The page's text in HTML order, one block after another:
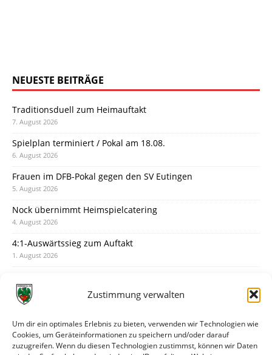
Zustimmung verwalten
Um dir ein optimales Erlebnis zu bieten, verwenden wir Technologien wie
Cookies, um Geräteinformationen zu speichern und/oder darauf
zuzugreifen. Wenn du diesen Technologien zustimmst, können wir Daten
NEUESTE BEITRÄGE
Traditionsduell zum Heimauftakt
7. August 2026
Spielplan terminiert / Pokal am 18.08.
6. August 2026
Frauen im DFB-Pokal gegen den SV Eutingen
5. August 2026
Nock übernimmt Heimspielcatering
4. August 2026
4:1-Auswärtssieg zum Auftakt
1. August 2026
31. Juli 2026
30. Juli 2026
Deine Spielminute: 89+1